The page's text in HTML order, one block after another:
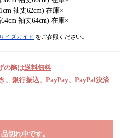
袖丈62cm) 在庫×
袖丈64cm) 在庫×
イズガイド をご参照ください。
の際は送料無料
、銀行振込、PayPay、PayPal決済
切れ中です。